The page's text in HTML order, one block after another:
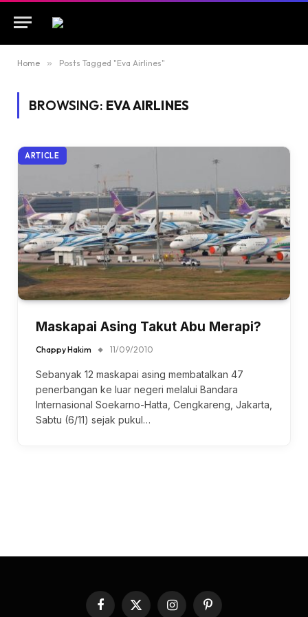
Home » Posts Tagged "Eva Airlines"
BROWSING: EVA AIRLINES
ARTICLE
Maskapai Asing Takut Abu Merapi?
Chappy Hakim 11/09/2010
Sebanyak 12 maskapai asing membatalkan 47
penerbangan ke luar negeri melalui Bandara
Internasional Soekarno-Hatta, Cengkareng, Jakarta,
Sabtu (6/11) sejak pukul…
Facebook
X InstagramPinterest